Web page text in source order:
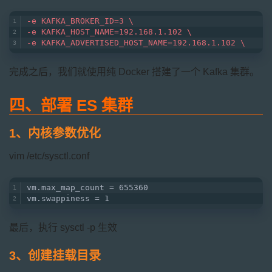
-e KAFKA_BROKER_ID=3 \
-e KAFKA_HOST_NAME=192.168.1.102 \
-e KAFKA_ADVERTISED_HOST_NAME=192.168.1.102 \
完成之后，我们就使用纯 Docker 搭建了一个 Kafka 集群。
四、部署 ES 集群
1、内核参数优化
vim /etc/sysctl.conf
vm.max_map_count = 655360
vm.swappiness = 1
最后，执行 sysctl -p 生效
3、创建挂载目录